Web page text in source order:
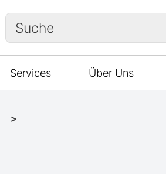
Suche
Services Über Uns